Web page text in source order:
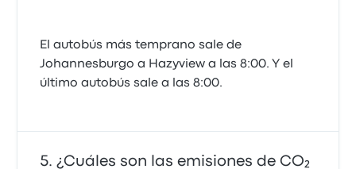
El autobús más temprano sale de
Johannesburgo a Hazyview a las 8:00. Y el
último autobús sale a las 8:00.
¿Cuáles son las emisiones de CO₂